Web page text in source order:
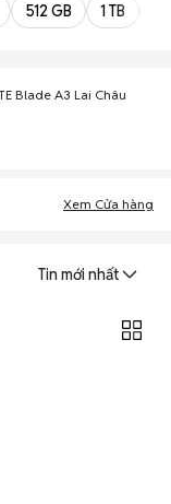
512 GB 1 TB
Blade A3 Lai Châu
Xem Cửa hàng
Tin mới nhất